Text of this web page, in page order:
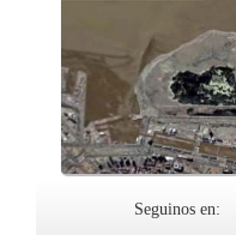
Seguinos en: